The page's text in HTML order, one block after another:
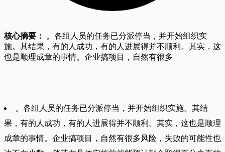
核心摘要：
。各组人员的任务已分派停当，并开始组织实
施。其结果，有的人成功，有的人进展得并不顺利。其实，这
也是顺理成章的事情。企业搞项目，自然有很多
。各组人员的任务已分派停当，并开始组织实施。其结
果，有的人成功，有的人进展得并不顺利。其实，这也是顺理
成章的事情。企业搞项目，自然有很多风险，失败的可能性也